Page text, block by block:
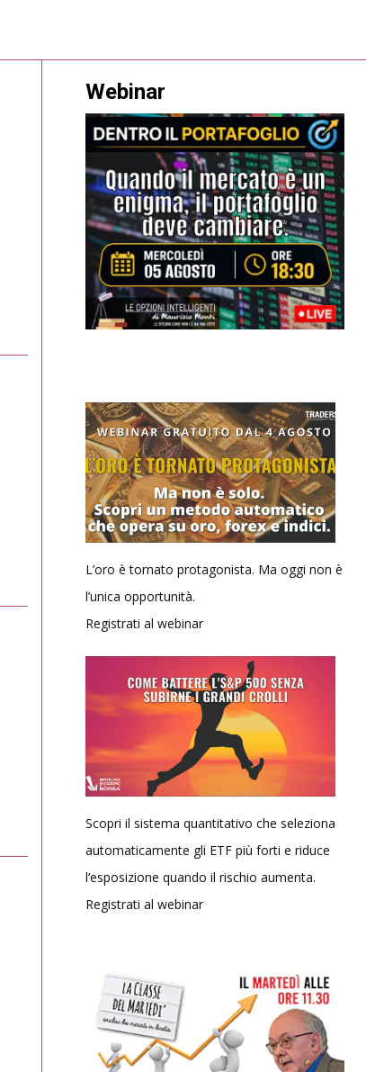
Webinar
L’oro è tornato protagonista. Ma oggi non è
l’unica opportunità.
Registrati al webinar
Scopri il sistema quantitativo che seleziona
automaticamente gli ETF più forti e riduce
l’esposizione quando il rischio aumenta.
Registrati al webinar